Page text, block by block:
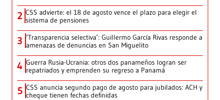
2 CSS advierte: el 18 de agosto vence el plazo para elegir el
sistema de pensiones
3 ‘Transparencia selectiva’: Guillermo García Rivas responde a
amenazas de denuncias en San Miguelito
4 Guerra Rusia-Ucrania: otros dos panameños logran ser
repatriados y emprenden su regreso a Panamá
5 CSS anuncia segundo pago de agosto para jubilados: ACH y
cheque tienen fechas definidas